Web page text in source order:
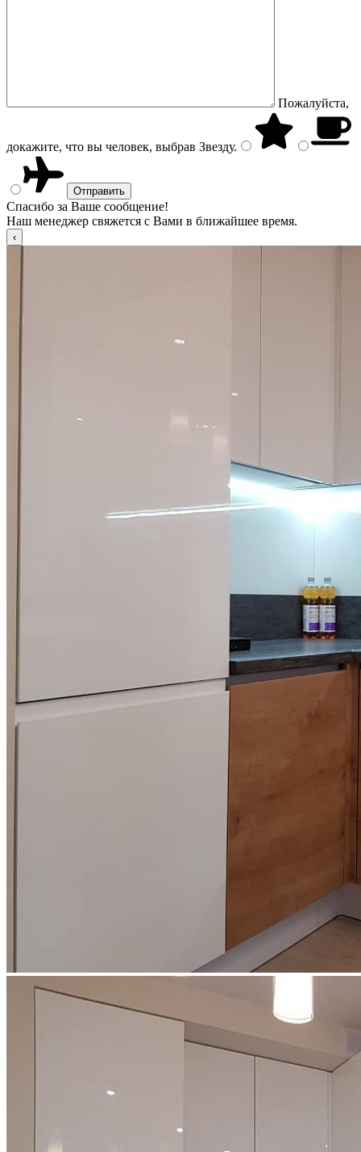
Пожалуйста,
докажите, что вы человек, выбрав Звезду.
Спасибо за Ваше сообщение!
Наш менеджер свяжется с Вами в ближайшее время.